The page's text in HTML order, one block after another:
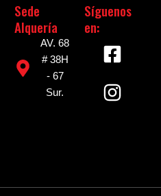
Sede
Alquería
AV. 68
# 38H
- 67
Sur.
Síguenos
en:
F
a
c
e
I
n
s
t